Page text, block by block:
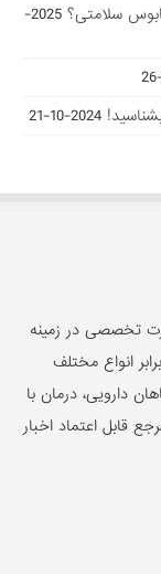
سلامتی؟
2025-
2024-10-21
تخصصی در زمینه
انواع مختلف
دارویی، درمان با
قابل اعتماد اخبار